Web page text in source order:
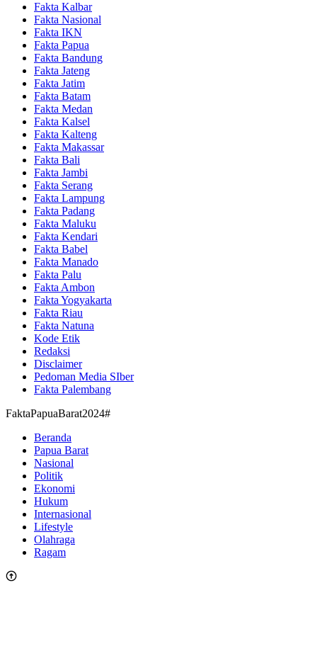
Fakta Kalbar
Fakta Nasional
Fakta IKN
Fakta Papua
Fakta Bandung
Fakta Jateng
Fakta Jatim
Fakta Batam
Fakta Medan
Fakta Kalsel
Fakta Kalteng
Fakta Makassar
Fakta Bali
Fakta Jambi
Fakta Serang
Fakta Lampung
Fakta Padang
Fakta Maluku
Fakta Kendari
Fakta Babel
Fakta Manado
Fakta Palu
Fakta Ambon
Fakta Yogyakarta
Fakta Riau
Fakta Natuna
Kode Etik
Redaksi
Disclaimer
Pedoman Media SIber
Fakta Palembang
FaktaPapuaBarat2024#
Beranda
Papua Barat
Nasional
Politik
Ekonomi
Hukum
Internasional
Lifestyle
Olahraga
Ragam